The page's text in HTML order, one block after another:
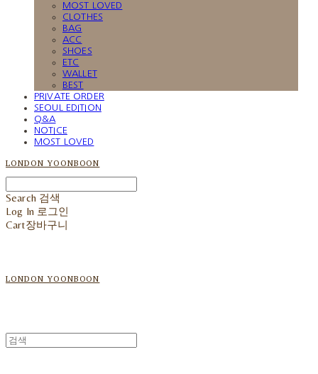
MOST LOVED
CLOTHES
BAG
ACC
SHOES
ETC
WALLET
BEST
PRIVATE ORDER
SEOUL EDITION
Q&A
NOTICE
MOST LOVED
LONDON YOONBOON
Search 검색
Log In 로그인
Cart장바구니
LONDON YOONBOON